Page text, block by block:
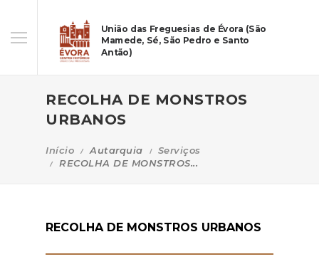
União das Freguesias de Évora (São
Mamede, Sé, São Pedro e Santo
Antão)
RECOLHA DE MONSTROS
URBANOS
Início Autarquia
Serviços
RECOLHA DE MONSTROS...
RECOLHA DE MONSTROS URBANOS